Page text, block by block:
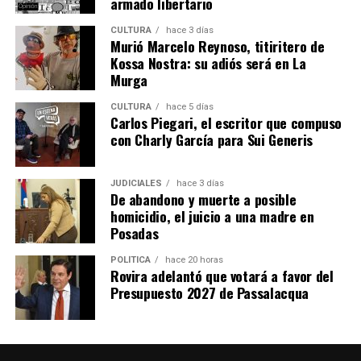
Leiva y Ramírez, cara a cara, durante la declaración de la testigo.
En la continuación de la jornada también declaró
Micaela, la otra hija de la imputada, quien brindó
algunos recuerdos de cómo era la vida con su hermana
durante la época en la que residían en el barrio
Terrazas.
“Tengo recuerdos que yo tenía 5 años y jugábamos en el
así a mi sobrina
El debate oral continúa mañana y se extenderá hasta el viernes.
Síndrome de Rett
Antes de ambos testimonios, quien pasó frente al Tribunal Penal
CULTURA hace 3 días
Murió Marcelo Reynoso, titiritero de
Kossa Nostra: su adiós será en La
Murga
CULTURA hace 5 días
Carlos Piegari, el escritor que compuso
con Charly García para Sui Generis
JUDICIALES hace 3 días
De abandono y muerte a posible
homicidio, el juicio a una madre en
Posadas
POLÍTICA hace 20 horas
Rovira adelantó que votará a favor del
Presupuesto 2027 de Passalacqua